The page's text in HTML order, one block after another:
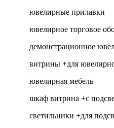
ювелирные прилавки
ювелирное торговое
демонстрационное
витрины +для
ювелирная мебель
шкаф витрина +с
светильники +для